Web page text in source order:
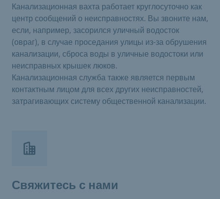
Канализационная вахта работает круглосуточно как
центр сообщений о неисправностях. Вы звоните нам,
если, например, засорился уличный водосток
(овраг), в случае проседания улицы из-за обрушения
канализации, сброса воды в уличные водостоки или
неисправных крышек люков.
Канализационная служба также является первым
контактным лицом для всех других неисправностей,
затрагивающих систему общественной канализации.
Свяжитесь с нами